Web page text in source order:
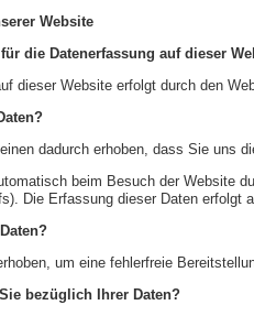
Website
die Datenerfassung auf dieser
dieser Website erfolgt durch den
dadurch erhoben, dass Sie uns
beim Besuch der Website
Die Erfassung dieser Daten erfolgt
um eine fehlerfreie
bezüglich Ihrer Daten?